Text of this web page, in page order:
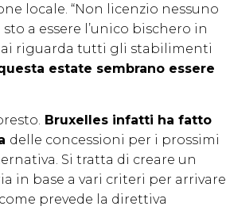
locale. “Non licenzio nessuno
a essere l’unico bischero in
riguarda tutti gli stabilimenti
estate sembrano essere
Bruxelles infatti ha fatto
delle concessioni per i prossimi
Si tratta di creare un
in base a vari criteri per arrivare
prevede la direttiva